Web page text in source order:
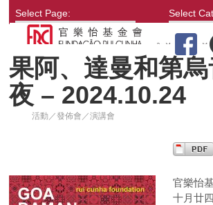
Select Page: Select
果阿、達曼和第
夜 – 2024.10.24
活動／發佈會／演講會
官樂怡
十月廿